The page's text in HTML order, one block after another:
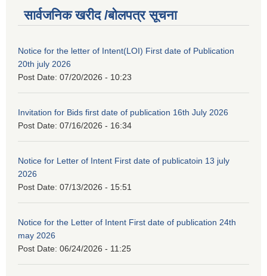
सार्वजनिक खरीद /बोलपत्र सूचना
Notice for the letter of Intent(LOI) First date of Publication
20th july 2026
Post Date: 07/20/2026 - 10:23
Invitation for Bids first date of publication 16th July 2026
Post Date: 07/16/2026 - 16:34
Notice for Letter of Intent First date of publicatoin 13 july
2026
Post Date: 07/13/2026 - 15:51
Notice for the Letter of Intent First date of publication 24th
may 2026
Post Date: 06/24/2026 - 11:25